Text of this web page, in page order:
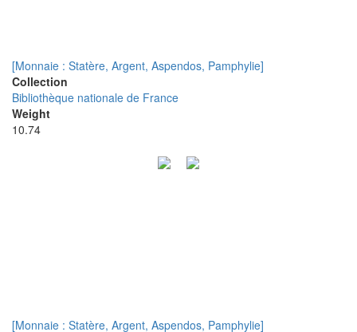
[Monnaie : Statère, Argent, Aspendos, Pamphylie]
Collection
Bibliothèque nationale de France
Weight
10.74
[Monnaie : Statère, Argent, Aspendos, Pamphylie]